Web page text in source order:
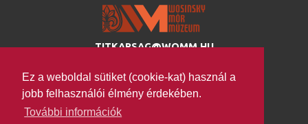
Ez a weboldal sütiket (cookie-kat) használ a
jobb felhasználói élmény érdekében.
További információk
TITKARSAG@WOMM.HU
H-7100 SZEKSZÁRD,
SZENT ISTVÁN TÉR 26.